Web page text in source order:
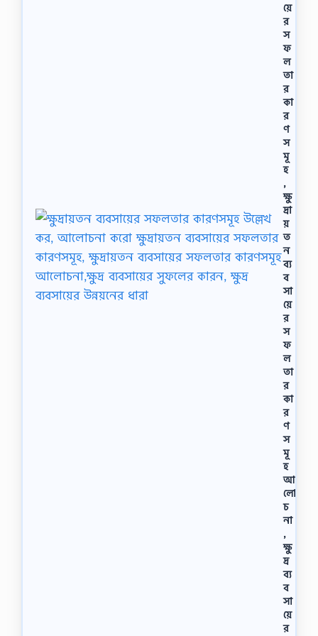
য়ে
র
স
ফ
ল
তা
র
কা
র
ণ
স
মূ
হ
,
ক্ষু
দ্রা
য়
ত
ন
ব্য
ব
সা
য়ে
র
স
ফ
ল
তা
র
কা
র
ণ
স
মূ
হ
আ
লো
চ
না
,
ক্ষু
দ্র
ব্য
ব
সা
য়ে
র